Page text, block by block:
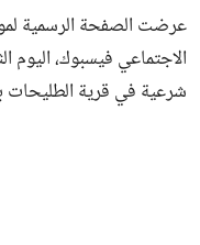
عرضت الصفحة الرسمية
الاجتماعي فيسبوك، اليوم
شرعية في قرية